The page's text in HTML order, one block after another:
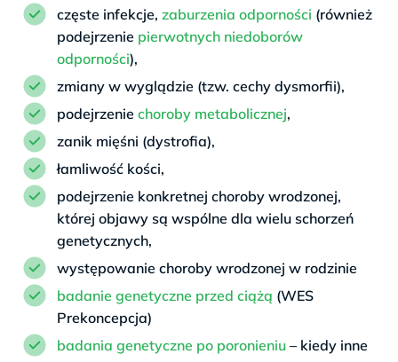
częste infekcje, zaburzenia odporności (również
podejrzenie pierwotnych niedoborów
odporności),
zmiany w wyglądzie (tzw. cechy dysmorfii),
podejrzenie choroby metabolicznej,
zanik mięśni (dystrofia),
łamliwość kości,
podejrzenie konkretnej choroby wrodzonej,
której objawy są wspólne dla wielu schorzeń
genetycznych,
występowanie choroby wrodzonej w rodzinie
badanie genetyczne przed ciążą (WES
Prekoncepcja)
badania genetyczne po poronieniu – kiedy inne